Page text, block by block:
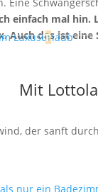
einfach mal hin.
Auch das ist eine
Mit
der sanft